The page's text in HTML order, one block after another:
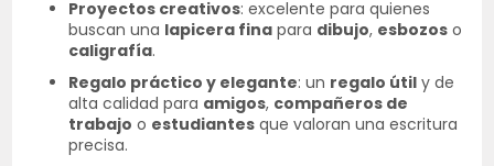
Proyectos creativos: excelente para quienes
buscan una lapicera fina para dibujo, esbozos o
caligrafía.
Regalo práctico y elegante: un regalo útil y de
alta calidad para amigos, compañeros de
trabajo o estudiantes que valoran una escritura
precisa.